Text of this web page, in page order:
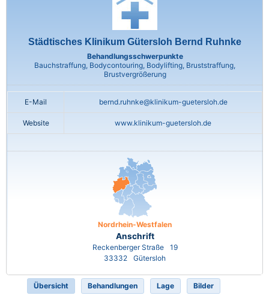
Städtisches Klinikum Gütersloh Bernd Ruhnke
Behandlungsschwerpunkte
Bauchstraffung, Bodycontouring, Bodylifting, Bruststraffung,
Brustvergrößerung
E-Mail bernd.ruhnke@klinikum-guetersloh.de
Website www.klinikum-guetersloh.de
Nordrhein-Westfalen
Anschrift
Reckenberger Straße
19
33332
Gütersloh
Übersicht Behandlungen Lage Bilder